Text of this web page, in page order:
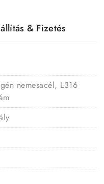
& Fizetés
nemesacél, L316